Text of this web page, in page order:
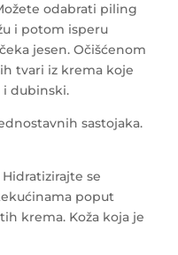
odabrati piling
i potom isperu
jesen. Očišćenom
tvari iz krema koje
i dubinski.
sastojaka.
se
poput
krema. Koža koja je